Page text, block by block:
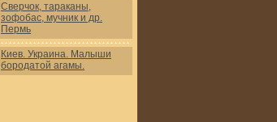
Сверчок, тараканы,
зофобас, мучник и др.
Пермь
Киев. Украина. Малыши
бородатой агамы.